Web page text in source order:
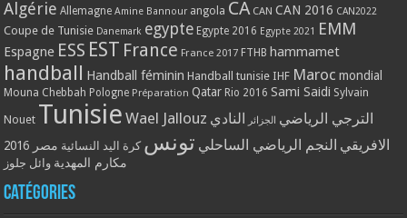
Algérie Allemagne Amine Bannour angola CA CAN CAN 2016 CAN2022
Coupe de Tunisie Danemark egypte Egypte 2016 Egypte 2021 EMM
Espagne ESS EST France France 2017 FTHB hammamet
handball Handball féminin Handball tunisie IHF Maroc mondial
Mouna Chebbah Pologne Préparation Qatar Rio 2016 Sami Saidi Sylvain
Nouet Tunisie Wael Jallouz الترجي الرياضي الجزائر النادي
الافريقي النجم الرياضي الساحلي تونس كرة اليد النسائية مصر 2016
مكارم المهدية وائل جلوز
Catégories